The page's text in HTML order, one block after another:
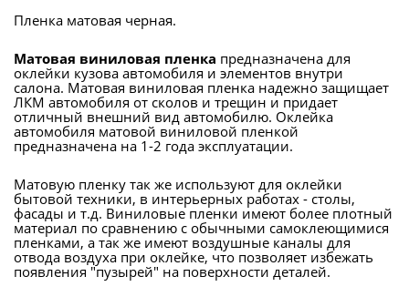
Пленка матовая черная.
Матовая виниловая пленка предназначена для
оклейки кузова автомобиля и элементов внутри
салона. Матовая виниловая пленка надежно защищает
ЛКМ автомобиля от сколов и трещин и придает
отличный внешний вид автомобилю. Оклейка
автомобиля матовой виниловой пленкой
предназначена на 1-2 года эксплуатации.
Матовую пленку так же используют для оклейки
бытовой техники, в интерьерных работах - столы,
фасады и т.д. Виниловые пленки имеют более плотный
материал по сравнению с обычными самоклеющимися
пленками, а так же имеют воздушные каналы для
отвода воздуха при оклейке, что позволяет избежать
появления "пузырей" на поверхности деталей.